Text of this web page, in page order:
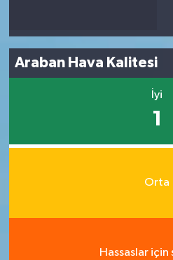
Araban Hava Kalitesi
İyi
1
Orta
Hassaslar için